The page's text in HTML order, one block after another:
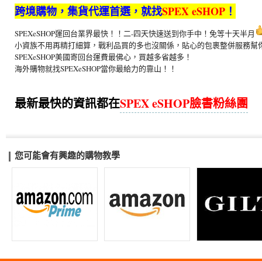
跨境購物，集貨代運首選，就找SPEX eSHOP ！
SPEXeSHOP運回台業界最快！！二-四天快速送到你手中！免等十天半月
小資族不用再精打細算， 戰利品買的多也沒關係，貼心的包裹整併服務幫
SPEXeSHOP美國寄回台運費最佛心，買越多省越多！
海外購物就找SPEXeSHOP當你最給力的靠山！！
最新最快的資訊都在SPEX eSHOP臉書粉絲團
您可能會有興趣的購物教學